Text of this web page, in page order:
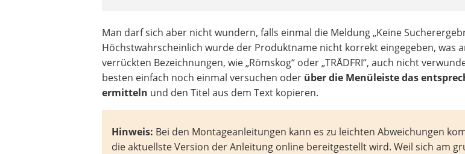
Man darf sich aber nicht wundern, falls einmal die Meldung „Keine
Höchstwahrscheinlich wurde der Produktname nicht korrekt eingegeben, was
verrückten Bezeichnungen, wie „Römskog“ oder „TRÅDFRI“, auch nicht
besten einfach noch einmal versuchen oder über die Menüleiste das
ermitteln und den Titel aus dem Text kopieren.
Hinweis: Bei den Montageanleitungen kann es zu leichten Abweichungen
die aktuellste Version der Anleitung online bereitgestellt wird. Weil sich am